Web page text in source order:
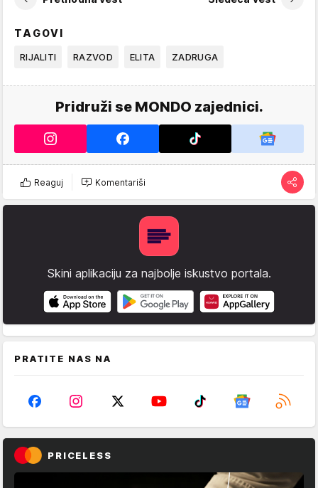
TAGOVI
RIJALITI RAZVOD ELITA ZADRUGA
Pridruži se MONDO zajednici.
Reaguj Komentariši
Skini aplikaciju za najbolje iskustvo portala.
PRATITE NAS NA
PRICELESS